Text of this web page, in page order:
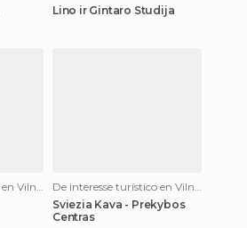
Lino ir Gintaro Studija
De interesse turístico en Vilnius
De interesse turístico en Vilnius
Sviezia Kava - Prekybos
Centras